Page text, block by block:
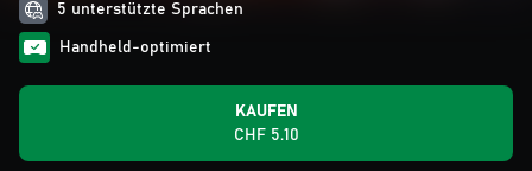
5 unterstützte Sprachen
Handheld-optimiert
KAUFEN
CHF 5.10